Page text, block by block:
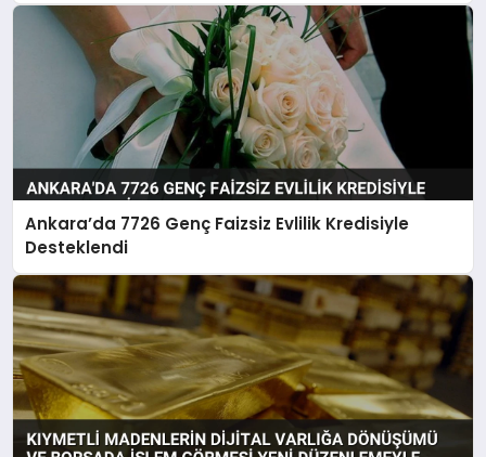
Ankara’da 7726 Genç Faizsiz Evlilik Kredisiyle
Desteklendi